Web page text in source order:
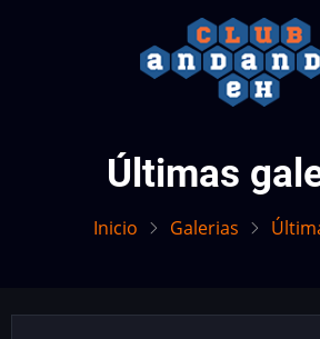
Últimas
Inicio Galerias